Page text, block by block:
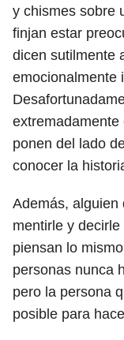
y chismes sobre
finjan estar
dicen sutilmente
emocionalmente
ponen del lado
conocer la
Además, alguien
mentirle y
piensan lo
personas nunca
pero la persona
posible para